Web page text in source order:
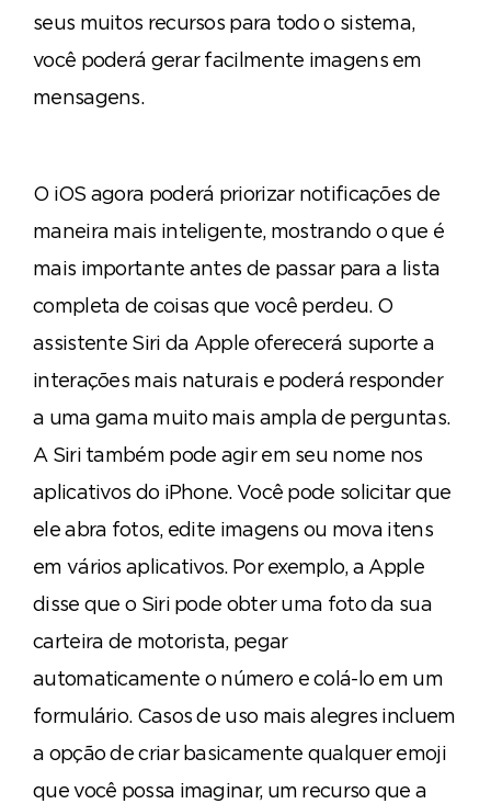
seus muitos recursos para todo o sistema,
você poderá gerar facilmente imagens em
mensagens.
O iOS agora poderá priorizar notificações de
maneira mais inteligente, mostrando o que é
mais importante antes de passar para a lista
completa de coisas que você perdeu. O
assistente Siri da Apple oferecerá suporte a
interações mais naturais e poderá responder
a uma gama muito mais ampla de perguntas.
A Siri também pode agir em seu nome nos
aplicativos do iPhone. Você pode solicitar que
ele abra fotos, edite imagens ou mova itens
em vários aplicativos. Por exemplo, a Apple
disse que o Siri pode obter uma foto da sua
carteira de motorista, pegar
automaticamente o número e colá-lo em um
formulário. Casos de uso mais alegres incluem
a opção de criar basicamente qualquer emoji
que você possa imaginar, um recurso que a